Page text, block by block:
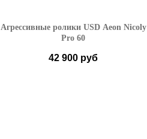
Агрессивные ролики USD Aeon Nicoly
Pro 60
42 900 руб